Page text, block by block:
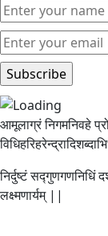
आमूलाग्रं निगमनिवहे
निर्दुष्टं सद्गुणगणनिधिं
लक्ष्मणार्यम् ||